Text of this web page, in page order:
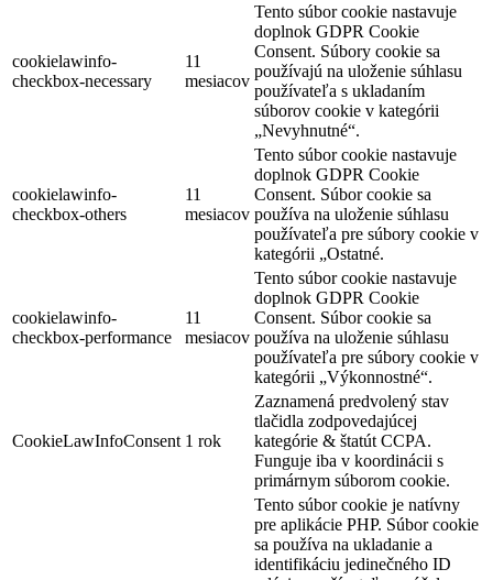
cookielawinfo-
checkbox-necessary
11
mesiacov
Tento súbor cookie nastavuje
doplnok GDPR Cookie
Consent. Súbory cookie sa
používajú na uloženie súhlasu
používateľa s ukladaním
súborov cookie v kategórii
„Nevyhnutné“.
cookielawinfo-
checkbox-others
11
mesiacov
Tento súbor cookie nastavuje
doplnok GDPR Cookie
Consent. Súbor cookie sa
používa na uloženie súhlasu
používateľa pre súbory cookie v
kategórii „Ostatné.
cookielawinfo-
checkbox-performance
11
mesiacov
Tento súbor cookie nastavuje
doplnok GDPR Cookie
Consent. Súbor cookie sa
používa na uloženie súhlasu
používateľa pre súbory cookie v
kategórii „Výkonnostné“.
CookieLawInfoConsent 1 rok
Zaznamená predvolený stav
tlačidla zodpovedajúcej
kategórie & štatút CCPA.
Funguje iba v koordinácii s
primárnym súborom cookie.
Tento súbor cookie je natívny
pre aplikácie PHP. Súbor cookie
sa používa na ukladanie a
identifikáciu jedinečného ID